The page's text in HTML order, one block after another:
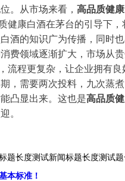
。从市场来看， 高品质健
健康白酒在茅台的引导下
酒的知识广为传播，同时
费领域逐渐扩大，市场从
流程更复杂，让企业拥有
，需要两次投料，九次蒸
凸显出来。这也是高品质
。
题长度测试新闻标题长度测试
本标准！